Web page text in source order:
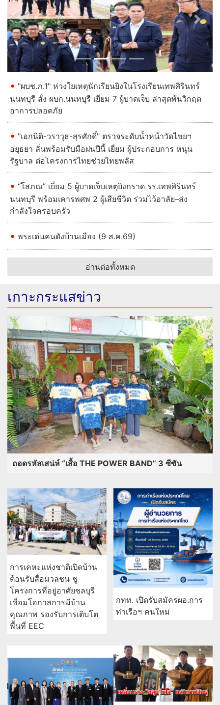
Previous
Next
อาการปลอดภัย
"เอกนิติ-วราวุธ-สุรศักดิ์" ตรวจระดับน้ำหน้าวัดไชยฯ
อยุธยา ลั่นพร้อมรับมือฝนปีนี้ เยี่ยม ผู้ประกอบการ หนุน
รัฐบาล ต่อโครงการไทยช่วยไทยพลัส
“โสภณ” เยี่ยม 5 ผู้บาดเจ็บเหตุยิงกราด รร.เทพศิรินทร์
นนทบุรี พร้อมเคารพศพ 2 ผู้เสียชีวิต ร่วมไว้อาลัย–ส่ง
กำลังใจครอบครัว
พระเด่นคนดังบ้านเมือง (9 ส.ค.69)
อ่านต่อทั้งหมด
เกาะกระแสข่าว
ถอดรหัสเสน่ห์ “เสื้อ THE POWER BAND” 3 ซีซัน
การเคหะแห่งชาติเปิดบ้าน
เชื่อมโอกาสการมีบ้าน
คุณภาพ รองรับการเติบโต
พื้นที่ EEC
กทท. เปิดรับสมัครผอ.การ
ท่าเรือฯ คนใหม่
แม่ Hackathon” ทีม Jernae จุฬาฯ
คว้าแชมป์ ใช้ AI ติดตามทรัพย์สิน
สูญหาย
เคลื่อนร่าง "ฮลุน โซโล่"